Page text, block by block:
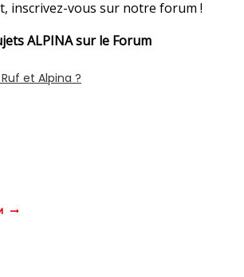
inscrivez-vous sur notre forum !
ALPINA sur le Forum